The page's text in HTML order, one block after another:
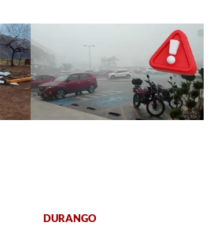
DURANGO